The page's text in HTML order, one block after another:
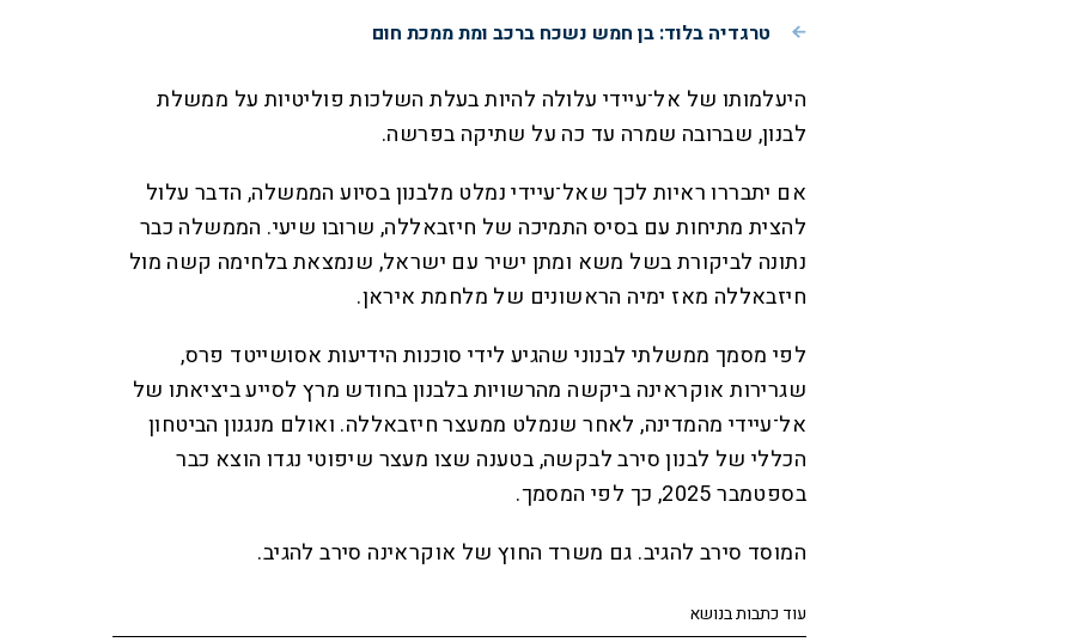
טרגדיה בלוד: בן חמש נשכח ברכב ומת ממכת חום
היעלמותו של אל־עיידי עלולה להיות בעלת השלכות פוליטיות על ממשלת
לבנון, שברובה שמרה עד כה על שתיקה בפרשה.
אם יתבררו ראיות לכך שאל־עיידי נמלט מלבנון בסיוע הממשלה, הדבר עלול
להצית מתיחות עם בסיס התמיכה של חיזבאללה, שרובו שיעי. הממשלה כבר
נתונה לביקורת בשל משא ומתן ישיר עם ישראל, שנמצאת בלחימה קשה מול
חיזבאללה מאז ימיה הראשונים של מלחמת איראן.
לפי מסמך ממשלתי לבנוני שהגיע לידי סוכנות הידיעות אסושייטד פרס,
שגרירות אוקראינה ביקשה מהרשויות בלבנון בחודש מרץ לסייע ביציאתו של
אל־עיידי מהמדינה, לאחר שנמלט ממעצר חיזבאללה. ואולם מנגנון הביטחון
הכללי של לבנון סירב לבקשה, בטענה שצו מעצר שיפוטי נגדו הוצא כבר
בספטמבר 2025, כך לפי המסמך.
המוסד סירב להגיב. גם משרד החוץ של אוקראינה סירב להגיב.
עוד כתבות בנושא